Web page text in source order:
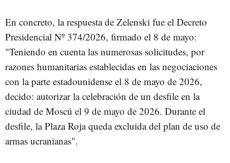
En concreto, la respuesta de Zelenski fue el Decreto
Presidencial Nº 374/2026, firmado el 8 de mayo:
"Teniendo en cuenta las numerosas solicitudes, por
razones humanitarias establecidas en las negociaciones
con la parte estadounidense el 8 de mayo de 2026,
decido: autorizar la celebración de un desfile en la
ciudad de Moscú el 9 de mayo de 2026. Durante el
desfile, la Plaza Roja queda excluida del plan de uso de
armas ucranianas".